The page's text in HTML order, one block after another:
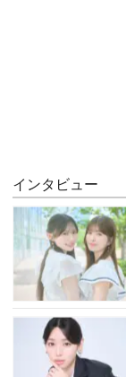
インタビュー